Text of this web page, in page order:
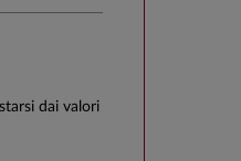
dai valori